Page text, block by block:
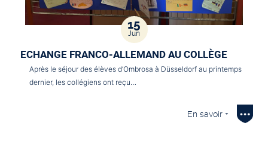
15
Jun
ECHANGE FRANCO-ALLEMAND AU COLLÈGE
Après le séjour des élèves d’Ombrosa à Düsseldorf au printemps
dernier, les collégiens ont reçu…
En savoir +